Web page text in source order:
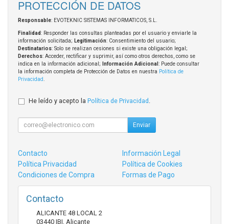
PROTECCIÓN DE DATOS
Responsable: EVOTEKNIC SISTEMAS INFORMATICOS, S.L.
Finalidad: Responder las consultas planteadas por el usuario y enviarle la
información solicitada; Legitimación: Consentimiento del usuario;
Destinatarios: Solo se realizan cesiones si existe una obligación legal;
Derechos: Acceder, rectificar y suprimir, así como otros derechos, como se
indica en la información adicional;
Información Adicional : Puede consultar
la información completa de Protección de Datos en nuestra Política de
Privacidad
He leído y acepto la Política de Privacidad
Enviar
Contacto
Información Legal
Política Privacidad
Política de Cookies
Condiciones de Compra
Formas de Pago
Contacto
ALICANTE 48 LOCAL 2
03440 IBI Alicante